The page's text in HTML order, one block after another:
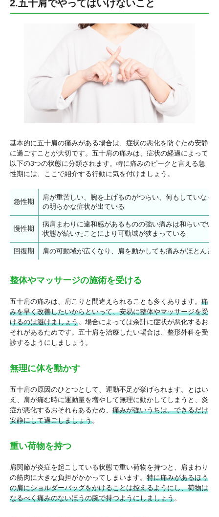
2.五十肩でやってはいけないこと
基本的に五十肩の痛みがある場合は、症状の悪化を防ぐため安静
に過ごすことが大切です。五十肩の痛みは、症状の経過によって
以下の3つの状態に分類されます。特に痛みのピークと言える急
性期には、ここで紹介する行動に気を付けましょう。
急性期
肩が重苦しい、腕を上げるのがつらい、何もしていなく
の明らかな症状が出ている
慢性期
病肩まわりに違和感があるものの強い痛みは和らいでい
状態が続いたことにより可動域が狭まっている
回復期 肩の可動域が広くなり、肩を動かしても痛みがほとんど
整体やマッサージの施術を受ける
五十肩の痛みは、肩こりと間違えられることも多くあります。 痛
みを早く改善したいからといって、安易に整体やマッサージを受
けるのは避けましょう。場合によっては余計に症状が悪化するお
それがあるためです。五十肩を治療したい場合は、整形外科を受
診するようにしましょう。
無理に体を動かす
五十肩の原因のひとつとして、運動不足が挙げられます。とはい
え、肩が痛む時に運動量を増やして無理に動かしてしまうと、炎
症が悪化するおそれもあるため、 痛みが強いうちは、できるだけ
安静にして過ごしましょう。
重い荷物を持つ
肩関節が炎症を起こしている状態で重い荷物を持つと、肩まわり
の筋肉に大きな負担がかかってしまいます。 特に痛みがあるほう
の肩にショルダーバッグをかけることは控えるようにし、荷物は
なるべく痛みのないほうの腕で持つようにしましょう。